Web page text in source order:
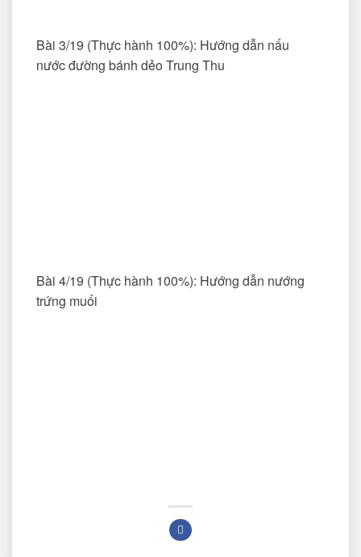
Bài 3/19 (Thực hành 100%): Hướng dẫn nấu
nước đường bánh dẻo Trung Thu
Bài 4/19 (Thực hành 100%): Hướng dẫn nướng
trứng muối